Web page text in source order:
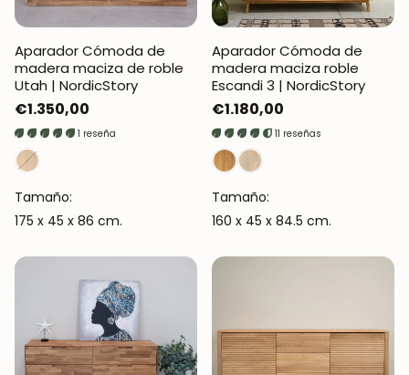
Aparador Cómoda de
madera maciza de roble
Utah | NordicStory
Precio
regular
€1.350,00
1 reseña
Tamaño:
175 x 45 x 86 cm.
Aparador Cómoda de
madera maciza roble
Escandi 3 | NordicStory
Precio
regular
€1.180,00
11 reseñas
Tamaño:
160 x 45 x 84.5 cm.